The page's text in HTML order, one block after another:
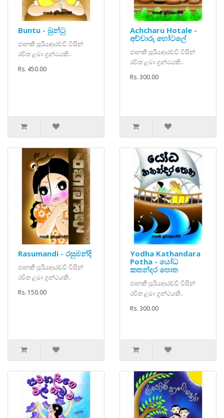
Buntu - බුන්ටු
ජානකී සූරියආරච්චි විසින්
රචිත ළමා ග්‍රන්ථයකි..
Rs. 450.00
Achcharu Hotale -
අච්චාරු හෝටලේ
ජානකී සූරියආරච්චි විසින්
රචිත ළමා ග්‍රන්ථයකි..
Rs. 300.00
Rasumandi - රසුමන්දි
ජානකී සූරියආරච්චි විසින්
රචිත ළමා ග්‍රන්ථයකි..
Rs. 150.00
Yodha Kathandara
Potha - යෝධ
කතන්දර පොත
ජානකී සූරියආරච්චි විසින්
රචිත ළමා ග්‍රන්ථයකි..
Rs. 300.00